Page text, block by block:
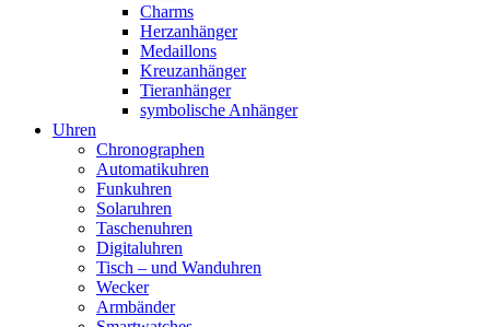
Charms
Herzanhänger
Medaillons
Kreuzanhänger
Tieranhänger
symbolische Anhänger
Uhren
Chronographen
Automatikuhren
Funkuhren
Solaruhren
Taschenuhren
Digitaluhren
Tisch – und Wanduhren
Wecker
Armbänder